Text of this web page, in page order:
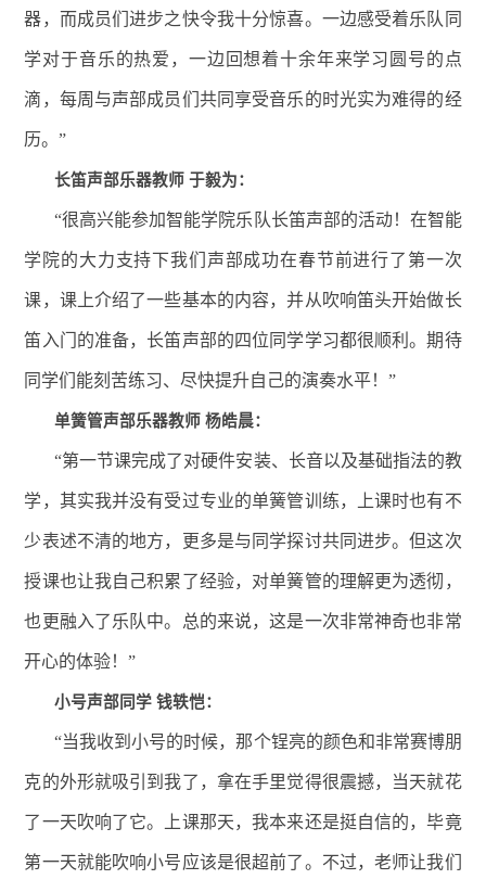
器，而成员们进步之快令我十分惊喜。一边感受着乐队同
学对于音乐的热爱，一边回想着十余年来学习圆号的点
滴，每周与声部成员们共同享受音乐的时光实为难得的经
历。”
长笛声部乐器教师 于毅为：
“很高兴能参加智能学院乐队长笛声部的活动！在智能
学院的大力支持下我们声部成功在春节前进行了第一次
课，课上介绍了一些基本的内容，并从吹响笛头开始做长
笛入门的准备，长笛声部的四位同学学习都很顺利。期待
同学们能刻苦练习、尽快提升自己的演奏水平！”
单簧管声部乐器教师 杨皓晨：
“第一节课完成了对硬件安装、长音以及基础指法的教
学，其实我并没有受过专业的单簧管训练，上课时也有不
少表述不清的地方，更多是与同学探讨共同进步。但这次
授课也让我自己积累了经验，对单簧管的理解更为透彻，
也更融入了乐队中。总的来说，这是一次非常神奇也非常
开心的体验！”
小号声部同学 钱轶恺：
“当我收到小号的时候，那个锃亮的颜色和非常赛博朋
克的外形就吸引到我了，拿在手里觉得很震撼，当天就花
了一天吹响了它。上课那天，我本来还是挺自信的，毕竟
第一天就能吹响小号应该是很超前了。不过，老师让我们